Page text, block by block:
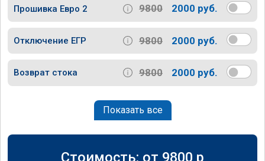
Прошивка Евро 2 9800 2000 руб.
Отключение ЕГР 9800 2000 руб.
Возврат стока 9800 2000 руб.
Показать все
Стоимость: от 9800 p